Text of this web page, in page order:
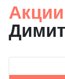
Акции